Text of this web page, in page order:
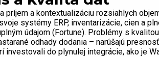
príjem a kontextualizáciu rozsiahlych
systémy ERP, inventarizácie, cien a
údajom (Fortune). Problémy s
odhady dodania – narúšajú
investovali do plynulej integrácie, ako je